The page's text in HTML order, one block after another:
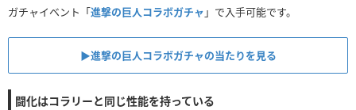
ガチャイベント「進撃の巨人コラボガチャ 」で入手可能です。
▶︎進撃の巨人コラボガチャの当たりを見る
闘化はコラリーと同じ性能を持っている